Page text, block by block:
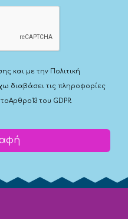
και με την Πολιτική
διαβάσει τις πληροφορίες
Αρθρο13 του GDPR.